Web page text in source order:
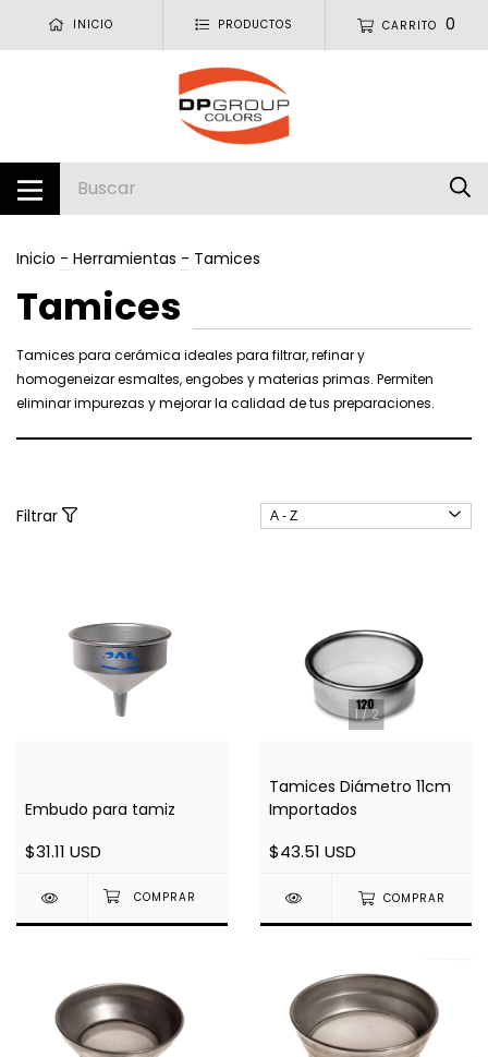
INICIO PRODUCTOS CARRITO 0
Inicio - Herramientas - Tamices
Tamices
Tamices para cerámica ideales para filtrar, refinar y
homogeneizar esmaltes, engobes y materias primas. Permiten
eliminar impurezas y mejorar la calidad de tus preparaciones.
Filtrar
Embudo para tamiz
$31.11 USD
1/2
Tamices Diámetro 11cm
Importados
$43.51 USD
COMPRAR